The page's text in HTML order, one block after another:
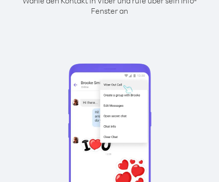
Fenster an